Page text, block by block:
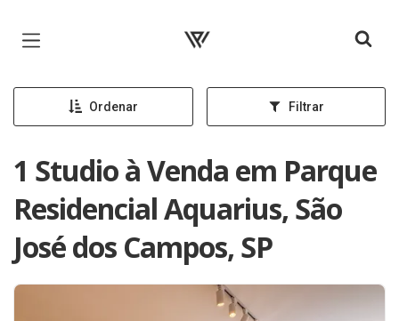
Página inicial
Ordenar Filtrar
1 Studio à Venda em Parque
Residencial Aquarius, São
José dos Campos, SP